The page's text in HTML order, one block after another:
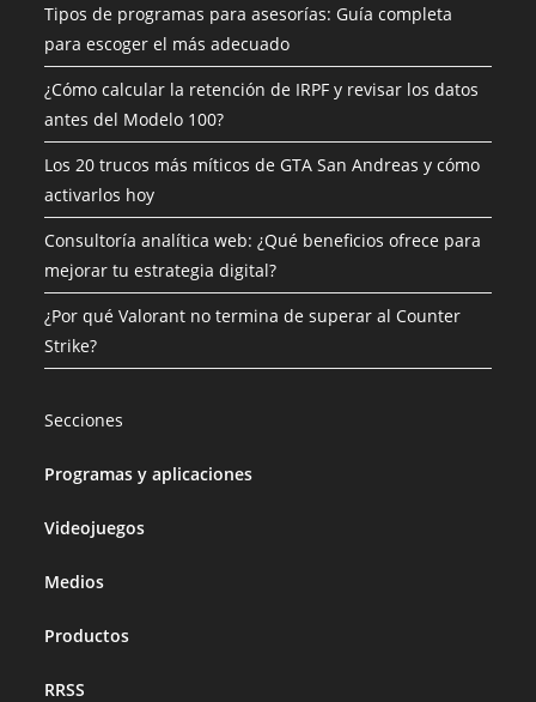
Tipos de programas para asesorías: Guía completa
para escoger el más adecuado
¿Cómo calcular la retención de IRPF y revisar los datos
antes del Modelo 100?
Los 20 trucos más míticos de GTA San Andreas y cómo
activarlos hoy
Consultoría analítica web: ¿Qué beneficios ofrece para
mejorar tu estrategia digital?
¿Por qué Valorant no termina de superar al Counter
Strike?
Secciones
Programas y aplicaciones
Videojuegos
Medios
Productos
RRSS